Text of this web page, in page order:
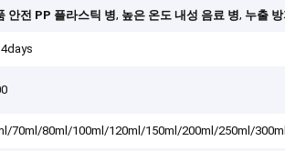
안전 PP 플라스틱 병, 높은 온도 내성 음료 병, 누출
70ml/80ml/100ml/120ml/150ml/200ml/250ml/